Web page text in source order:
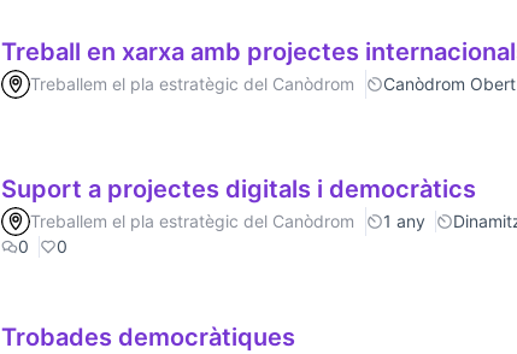
Treball en xarxa amb projectes
Treballem el pla estratègic del Canòdrom Canòdrom Obert
Suport a projectes digitals i democràtics
Treballem el pla estratègic del Canòdrom 1 any
0
0
Trobades democràtiques